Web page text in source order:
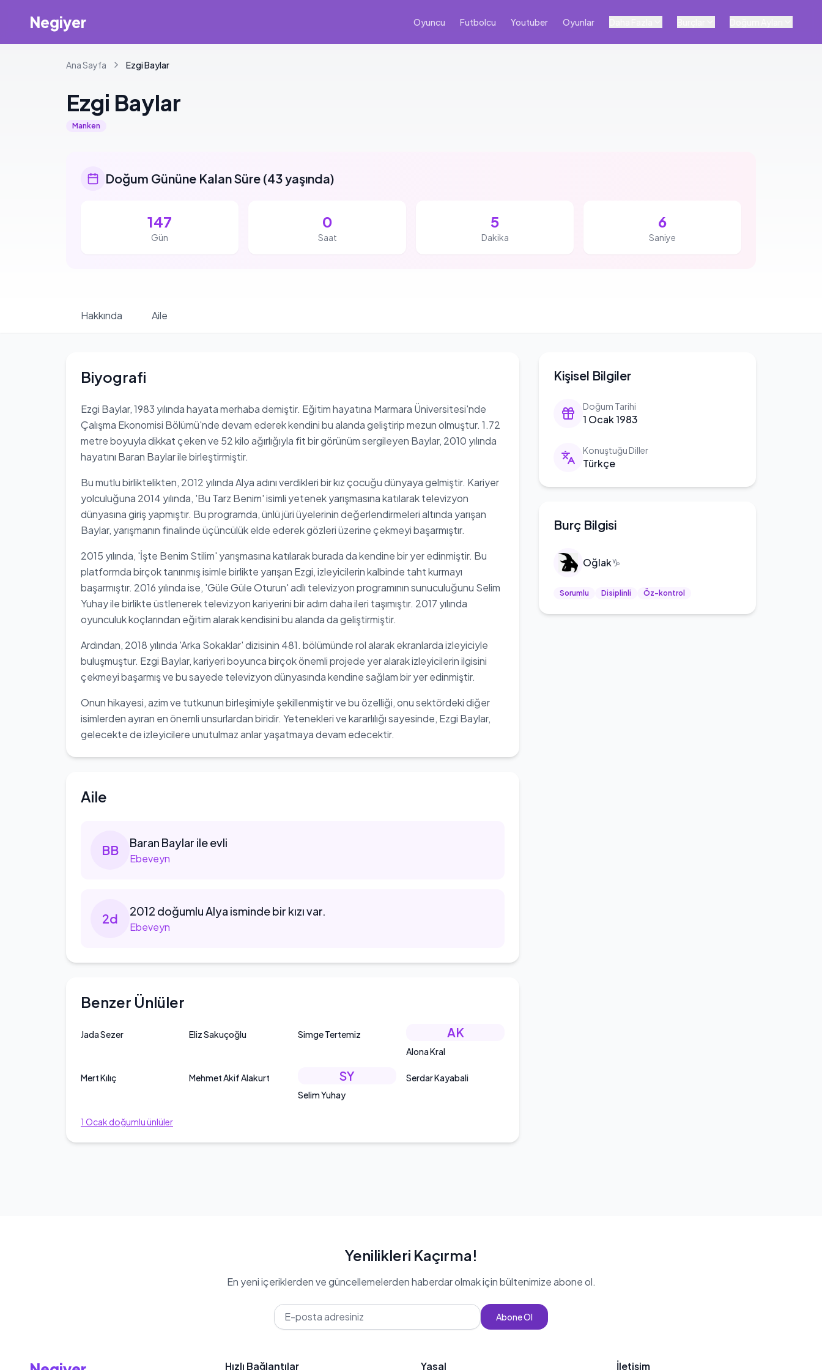
Negiyer Oyuncu Futbolcu Youtuber Oyunlar
Ana Sayfa EzgiBaylar
Ezgi Baylar
Manken
Doğum Gününe Kalan Süre (43 yaşında)
147
Gün
0
Saat
5
Dakika
5
Saniye
Hakkında Aile
Kişisel Bilgiler
Doğum Tarihi
1 Ocak 1983
Konuştuğu Diller
Türkçe
Burç Bilgisi
Oğlak♑
Sorumlu Disiplinli Öz-kontrol
Biyografi
Ezgi Baylar, 1983 yılında hayata merhaba demiştir. Eğitim hayatına Marmara Üniversitesi'nde
Çalışma Ekonomisi Bölümü'nde devam ederek kendini bu alanda geliştirip mezun olmuştur. 1.72
metre boyuyla dikkat çeken ve 52 kilo ağırlığıyla fit bir görünüm sergileyen Baylar, 2010 yılında
hayatını Baran Baylar ile birleştirmiştir.
Bu mutlu birliktelikten, 2012 yılında Alya adını verdikleri bir kız çocuğu dünyaya gelmiştir. Kariyer
yolculuğuna 2014 yılında, 'Bu Tarz Benim' isimli yetenek yarışmasına katılarak televizyon
dünyasına giriş yapmıştır. Bu programda, ünlü jüri üyelerinin değerlendirmeleri altında yarışan
Baylar, yarışmanın finalinde üçüncülük elde ederek gözleri üzerine çekmeyi başarmıştır.
2015 yılında, 'İşte Benim Stilim' yarışmasına katılarak burada da kendine bir yer edinmiştir. Bu
platformda birçok tanınmış isimle birlikte yarışan Ezgi, izleyicilerin kalbinde taht kurmayı
başarmıştır. 2016 yılında ise, 'Güle Güle Oturun' adlı televizyon programının sunuculuğunu Selim
Yuhay ile birlikte üstlenerek televizyon kariyerini bir adım daha ileri taşımıştır. 2017 yılında
oyunculuk koçlarından eğitim alarak kendisini bu alanda da geliştirmiştir.
Ardından, 2018 yılında 'Arka Sokaklar' dizisinin 481. bölümünde rol alarak ekranlarda izleyiciyle
buluşmuştur. Ezgi Baylar, kariyeri boyunca birçok önemli projede yer alarak izleyicilerin ilgisini
çekmeyi başarmış ve bu sayede televizyon dünyasında kendine sağlam bir yer edinmiştir.
Onun hikayesi, azim ve tutkunun birleşimiyle şekillenmiştir ve bu özelliği, onu sektördeki diğer
isimlerden ayıran en önemli unsurlardan biridir. Yetenekleri ve kararlılığı sayesinde, Ezgi Baylar,
gelecekte de izleyicilere unutulmaz anlar yaşatmaya devam edecektir.
Aile
BB Baran Baylar ile evli
Ebeveyn
2d 2012 doğumlu Alya isminde bir kızı var.
Ebeveyn
Benzer Ünlüler
Jada Sezer Eliz Sakuçoğlu Simge Tertemiz AK
Alona Kral
Mert Kılıç Mehmet Akif Alakurt SY
Selim Yuhay
Serdar Kayabali
1 Ocak doğumlu ünlüler
Yenilikleri Kaçırma!
En yeni içeriklerden ve güncellemelerden haberdar olmak için bültenimize abone ol.
Abone Ol
Hızlı Bağlantılar Yasal İletişim